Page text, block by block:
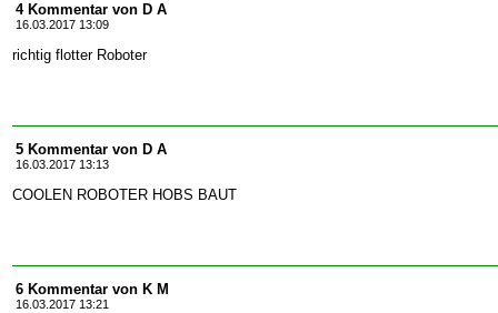
4 Kommentar von D A
16.03.2017 13:09
richtig flotter Roboter
5 Kommentar von D A
16.03.2017 13:13
COOLEN ROBOTER HOBS BAUT
6 Kommentar von K M
16.03.2017 13:21